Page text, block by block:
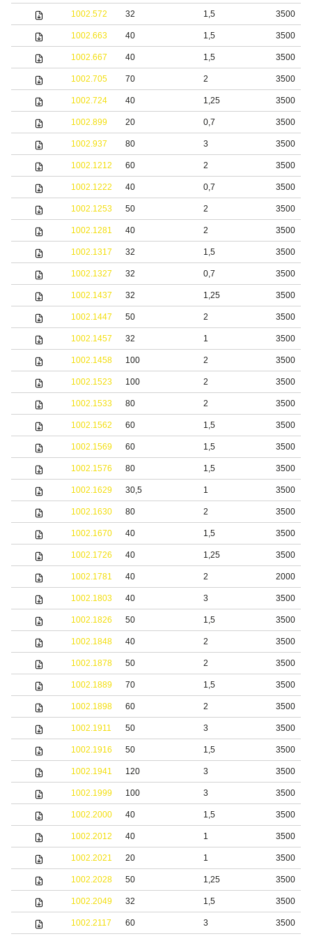
1002.572 32 1,5 3500
1002.663 40 1,5 3500
1002.667 40 1,5 3500
1002.705 70 2 3500
1002.724 40 1,25 3500
1002.899 20 0,7 3500
1002.937 80 3 3500
1002.1212 60 2 3500
1002.1222 40 0,7 3500
1002.1253 50 2 3500
1002.1281 40 2 3500
1002.1317 32 1,5 3500
1002.1327 32 0,7 3500
1002.1437 32 1,25 3500
1002.1447 50 2 3500
1002.1457 32 1 3500
1002.1458 100 2 3500
1002.1523 100 2 3500
1002.1533 80 2 3500
1002.1562 60 1,5 3500
1002.1569 60 1,5 3500
1002.1576 80 1,5 3500
1002.1629 30,5 1 3500
1002.1630 80 2 3500
1002.1670 40 1,5 3500
1002.1726 40 1,25 3500
1002.1781 40 2 2000
1002.1803 40 3 3500
1002.1826 50 1,5 3500
1002.1848 40 2 3500
1002.1878 50 2 3500
1002.1889 70 1,5 3500
1002.1898 60 2 3500
1002.1911 50 3 3500
1002.1916 50 1,5 3500
1002.1941 120 3 3500
1002.1999 100 3 3500
1002.2000 40 1,5 3500
1002.2012 40 1 3500
1002.2021 20 1 3500
1002.2028 50 1,25 3500
1002.2049 32 1,5 3500
1002.2117 60 3 3500